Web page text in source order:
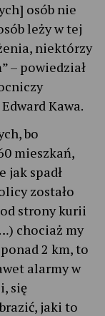
osób nie
leży w tej
niektórzy
– powiedział
Kawa.
bo
mieszkań,
jak spadł
zostało
strony kurii
chociaż my
2 km, to
alarmy w
się
jaki to